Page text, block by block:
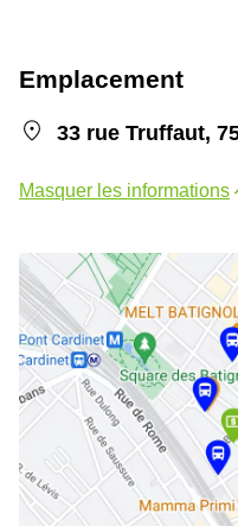
Emplacement
33 rue Truffaut,
Masquer les informations